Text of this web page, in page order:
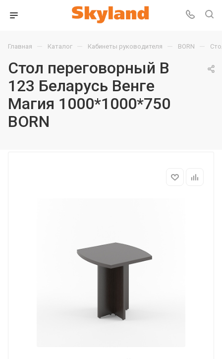
Главная — Каталог — Кабинеты руководителя — BORN —
Стол переговорный B
123 Беларусь Венге
Магия 1000*1000*750
BORN